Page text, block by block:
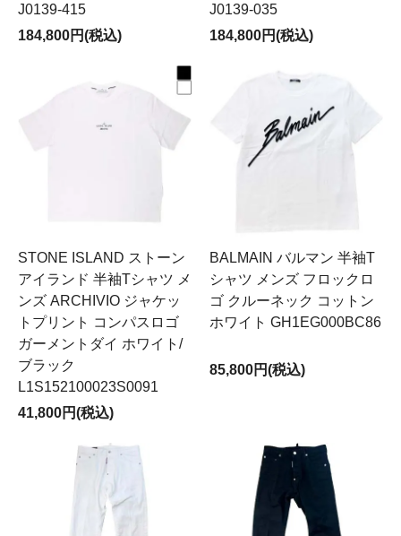
J0139-415
184,800円(税込)
J0139-035
184,800円(税込)
STONE ISLAND ストーン
アイランド 半袖Tシャツ メ
ンズ ARCHIVIO ジャケッ
トプリント コンパスロゴ
ガーメントダイ ホワイト/
ブラック
L1S152100023S0091
41,800円(税込)
BALMAIN バルマン 半袖T
シャツ メンズ フロックロ
ゴ クルーネック コットン
ホワイト GH1EG000BC86
85,800円(税込)